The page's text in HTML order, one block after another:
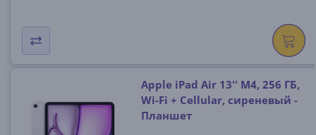
Apple iPad Air 13'' M4, 256 ГБ,
Wi-Fi + Cellular, сиреневый -
Планшет